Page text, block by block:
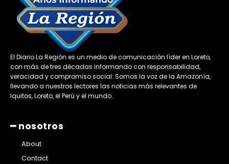
El Diario La Región es un medio de comunicación líder en Loreto,
con más de tres décadas informando con responsabilidad,
veracidad y compromiso social. Somos la voz de la Amazonía,
llevando a nuestros lectores las noticias más relevantes de
Iquitos, Loreto, el Perú y el mundo.
━ nosotros
About
Contact